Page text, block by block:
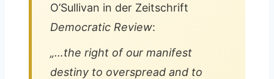
O’Sullivan in der Zeitschrift
Democratic Review:
„…the right of our manifest
destiny to overspread and to